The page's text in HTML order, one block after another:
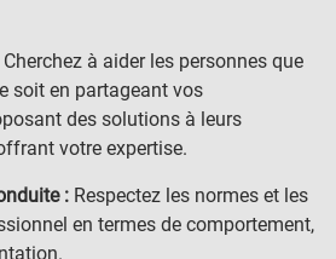
Cherchez à aider les personnes que
soit en partageant vos
des solutions à leurs
votre expertise.
: Respectez les normes et les
en termes de comportement,